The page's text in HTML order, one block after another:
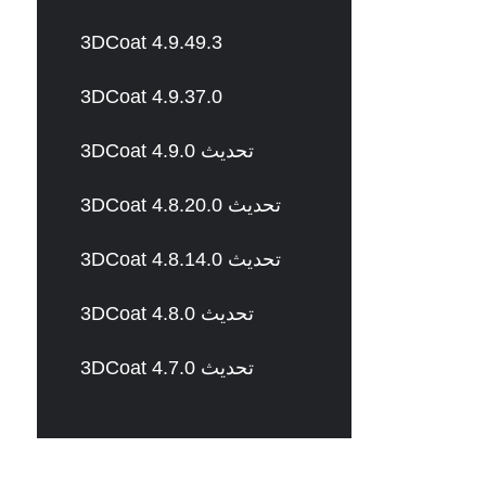
3DCoat 4.9.49.3
3DCoat 4.9.37.0
3DCoat 4.9.0 تحديث
3DCoat 4.8.20.0 تحديث
3DCoat 4.8.14.0 تحديث
3DCoat 4.8.0 تحديث
3DCoat 4.7.0 تحديث